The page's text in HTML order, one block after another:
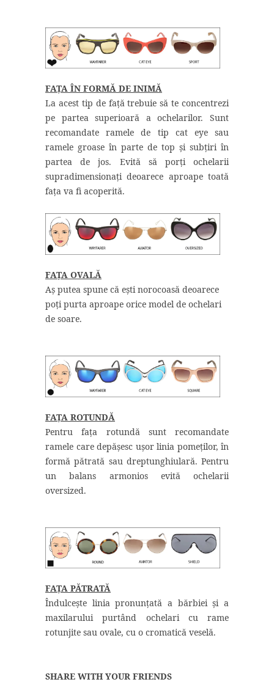
FAȚA ÎN FORMĂ DE INIMĂ
La acest tip de față trebuie să te concentrezi
pe partea superioară a ochelarilor. Sunt
recomandate ramele de tip cat eye sau
ramele groase în parte de top și subțiri în
partea de jos. Evită să porți ochelarii
supradimensionați deoarece aproape toată
fața va fi acoperită.
FAȚA OVALĂ
Aș putea spune că ești norocoasă deoarece
poți purta aproape orice model de ochelari
de soare.
FAȚA ROTUNDĂ
Pentru fața rotundă sunt recomandate
ramele care depășesc ușor linia pomeților, în
formă pătrată sau dreptunghiulară. Pentru
un balans armonios evită ochelarii
oversized.
FAȚA PĂTRATĂ
Îndulcește linia pronunțată a bărbiei și a
maxilarului purtând ochelari cu rame
rotunjite sau ovale, cu o cromatică veselă.
SHARE WITH YOUR FRIENDS